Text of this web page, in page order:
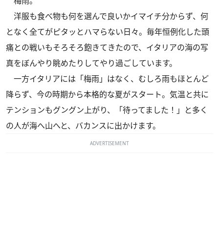
洋服も食べ物も何を選んで良いかイマイチ分からず、何
となく全てがピタッとハマらない日々。毎年恒例化した頭
痛との戦いもそろそろ飽きてきたので、イタリアの海の写
真をぼんやり眺めたりしてやり過ごしています。
一方イタリアには「梅雨」はなく、むしろ雨もほとんど
降らず、今の時期から本格的な夏がスタート。気温と共に
テンションもグングン上がり、「待ってました！」と多く
の人が海へ山へと、バカンスに出かけます。
ADVERTISEMENT